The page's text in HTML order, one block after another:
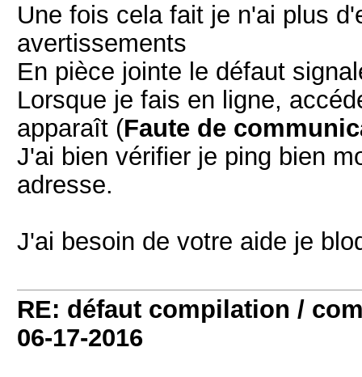
Une fois cela fait je n'ai plus
avertissements
En pièce jointe le défaut
Lorsque je fais en ligne,
apparaît (Faute de
J'ai bien vérifier je ping bien
adresse.
J'ai besoin de votre aide je
RE: défaut compilation /
06-17-2016